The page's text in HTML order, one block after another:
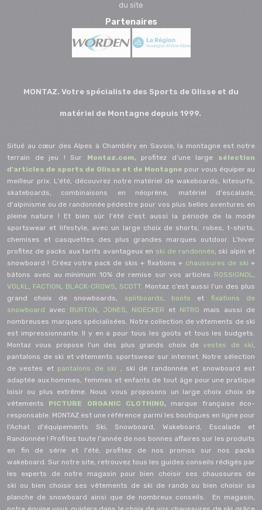
du site
Partenaires
MONTAZ. Votre spécialiste des Sports de Glisse et du
matériel de Montagne depuis 1999.
Situé au cœur des Alpes à Chambéry en Savoie, la montagne est notre
terrain de jeu ! Sur Montaz.com, profitez d’une large sélection
d'articles de sports de Glisse et de Montagne pour vous équiper au
meilleur prix. L'été, découvrez notre matériel de wakeboards, kitesurfs,
skateboards, combinaisons en néoprène, matériel d'escalade,
d'alpinisme ou de randonnée pédestre pour vos plus belles aventures en
pleine nature ! Et bien sûr l'été c'est aussi la période de la mode
sportswear et lifestyle, avec un large choix de shorts, robes, t-shirts,
chemises et casquettes des plus grandes marques outdoor. L'hiver
profitez de packs aux tarifs avantageux en ski de randonnée, ski alpin et
snowboard ! Créez votre pack de skis + fixations + chaussures de ski+
bâtons avec au minimum 10% de remise sur vos articles ROSSIGNOL,
VOLKL, FACTION, BLACK-CROWS, SCOTT. Montaz c’est aussi l’un des plus
grand choix de snowboards,
splitboards, boots et fixations de
snowboard avec BURTON, JONES, NIDECKER et NITRO mais aussi de
nombreuses marques spécialisées. Notre collection de vêtements de ski
est impressionnante. Il y en a pour tous les goûts et tous les budgets.
Montaz vous propose l'un des plus grands choix devestes de ski,
pantalons de ski et vêtements sportswear sur internet. Notre sélection
de vestes etpantalons de ski , ski de randonnée et snowboard est
adaptée aux hommes, femmes et enfants de tout âge pour une pratique
loisir ou plus extrême. Nous vous proposons un large choix choix de
vêtements PICTURE ORGANIC CLOTHING, marque française éco-
responsable. MONTAZ est une référence parmi les boutiques en ligne pour
l'Achat d'équipements Ski, Snowboard, Wakeboard, Escalade et
Randonnée ! Profitez toute l'année de nos bonnes affaires sur les produits
en fin de série et l'été, profitez de nos promos sur nos packs
wakeboard. Sur notre site, retrouvez tous les guides conseils rédigés par
les experts de notre magasin pour bien choisir ses chaussures de
ski ou bien choisir ses vêtements de ski de rando ou bien choisir sa
planche de snowboard ainsi que de nombreux conseils. En magasin,